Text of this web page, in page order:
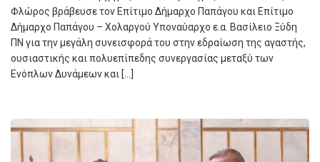
Φλώρος βράβευσε τον Επίτιμο Δήμαρχο Παπάγου και Επίτιμο
Δήμαρχο Παπάγου – Χολαργού Υποναύαρχο ε.α. Βασίλειο Ξύδη
ΠΝ για την μεγάλη συνεισφορά του στην εδραίωση της αγαστής,
ουσιαστικής και πολυεπίπεδης συνεργασίας μεταξύ των
Ενόπλων Δυνάμεων και […]